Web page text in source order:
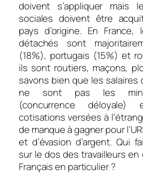
doivent s’appliquer mais
sociales doivent être
pays d’origine. En France,
détachés sont
(18%), portugais (15%) et
ils sont routiers, maçons,
savons bien que les salaires
ne sont pas les
(concurrence
cotisations versées à
de manque à gagner pour
et d’évasion d’argent. Qui
sur le dos des travailleurs
Français en particulier ?